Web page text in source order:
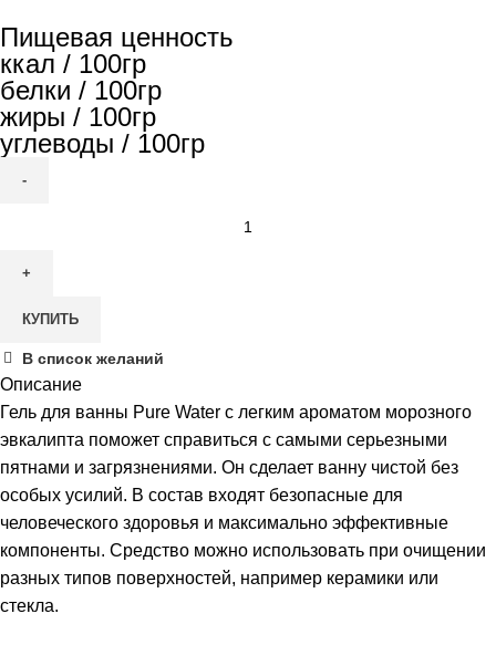
Пищевая ценность
ккал / 100гр
белки / 100гр
жиры / 100гр
углеводы / 100гр
Pure
Гель
для
ванны
Морозный
эвкалипт,
500мл
КУПИТЬ
В список желаний
Описание
Гель для ванны Pure Water с легким ароматом морозного
эвкалипта поможет справиться с самыми серьезными
пятнами и загрязнениями. Он сделает ванну чистой без
особых усилий. В состав входят безопасные для
человеческого здоровья и максимально эффективные
компоненты. Средство можно использовать при очищении
разных типов поверхностей, например керамики или
стекла.